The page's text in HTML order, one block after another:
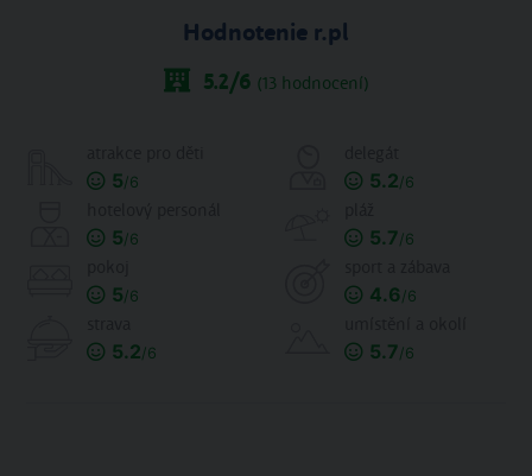
Hodnotenie r.pl
5.2/6 (13 hodnocení)
5/6 5.2/6
5/6 5.7/6
5/6 4.6/6
5.2/6 5.7/6